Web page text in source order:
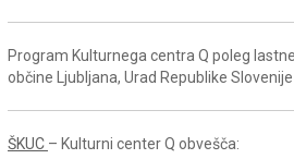
Program Kulturnega centra Q poleg
občine Ljubljana, Urad Republike
ŠKUC – Kulturni center Q obvešča: